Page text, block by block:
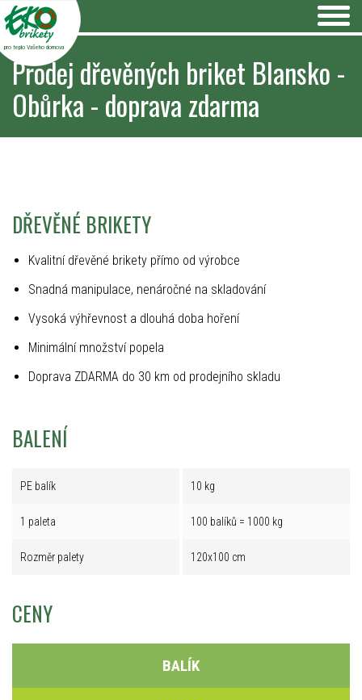
pro teplo Vašeho domova
Prodej dřevěných briket Blansko -
Obůrka - doprava zdarma
DŘEVĚNÉ BRIKETY
Kvalitní dřevěné brikety přímo od výrobce
Snadná manipulace, nenáročné na skladování
Vysoká výhřevnost a dlouhá doba hoření
Minimální množství popela
Doprava ZDARMA do 30 km od prodejního skladu
BALENÍ
PE balík 10 kg
1 paleta 100 balíků = 1000 kg
Rozměr palety 120x100 cm
CENY
BALÍK